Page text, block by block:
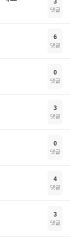
3
댓글
6
댓글
0
댓글
3
댓글
0
댓글
4
댓글
3
댓글